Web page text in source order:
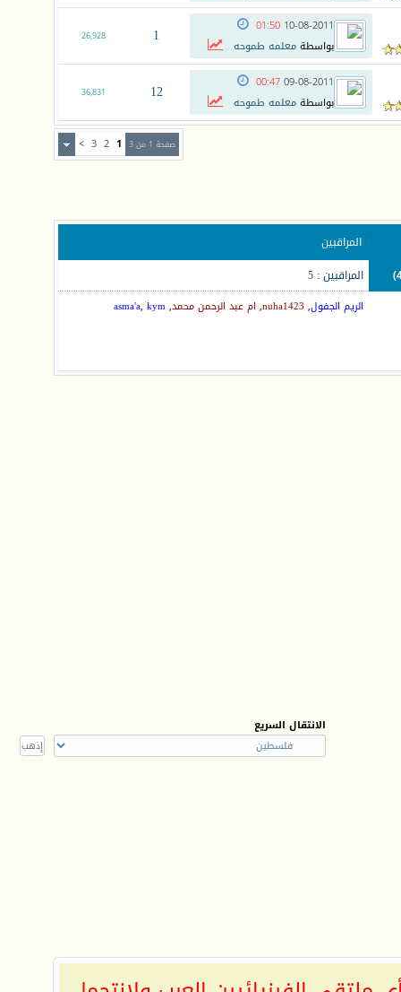
10-08-2011
01:50
بواسطةمعلمه طموحه 1
26,928
09-08-2011
00:47
بواسطةمعلمه طموحه 12
36,831
صفحة 1 من 3 1
2
3
>
المراقبين
المراقبين : 5
الريم الجفول,
nuha1423
, ام عبد الرحمن محمد,
asma'a, kym
الانتقال السريع